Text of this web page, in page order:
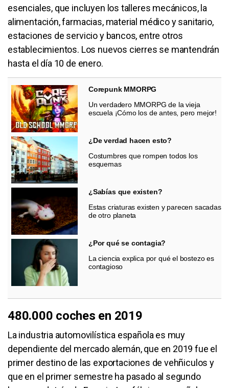
esenciales, que incluyen los talleres mecánicos, la
alimentación, farmacias, material médico y sanitario,
estaciones de servicio y bancos, entre otros
establecimientos. Los nuevos cierres se mantendrán
hasta el día 10 de enero.
Corepunk MMORPG
Un verdadero MMORPG de la vieja
escuela ¡Cómo los de antes, pero mejor!
¿De verdad hacen esto?
Costumbres que rompen todos los
esquemas
¿Sabías que existen?
Estas criaturas existen y parecen sacadas
de otro planeta
¿Por qué se contagia?
La ciencia explica por qué el bostezo es
contagioso
480.000 coches en 2019
La industria automovilística española es muy
dependiente del mercado alemán, que en 2019 fue el
primer destino de las exportaciones de vehñiculos y
que en el primer semestre ha pasado al segundo